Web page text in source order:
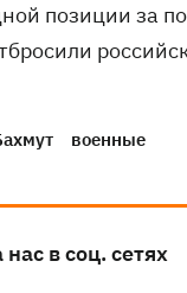
позиции за
военные
в соц. сетях